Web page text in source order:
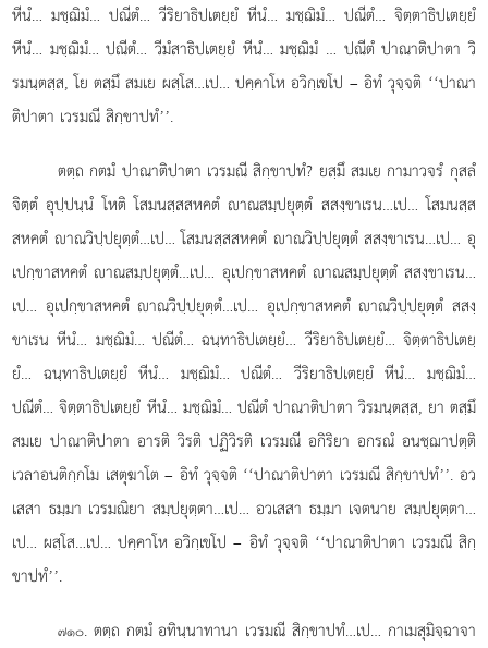
หีนํ… มชฺฌิมํ… ปณีตํ… วีริยาธิปเตยฺยํ หีนํ… มชฺฌิมํ… ปณีตํ… จิตฺตาธิปเตยฺยํ
หีนํ… มชฺฌิมํ… ปณีตํ… วีมํสาธิปเตยฺยํ หีนํ… มชฺฌิมํ … ปณีตํ ปาณาติปาตา วิ
รมนฺตสฺส, โย ตสฺมึ สมเย ผสฺโส…เป… ปคฺคาโห อวิกฺเขโป – อิทํ วุจฺจติ ‘‘ปาณา
ติปาตา เวรมณี สิกฺขาปทํ’’.
ตตฺถ กตมํ ปาณาติปาตา เวรมณี สิกฺขาปทํ? ยสฺมึ สมเย กามาวจรํ กุสลํ
จิตฺตํ อุปฺปนฺนํ โหติ โสมนสฺสสหคตํ าณสมฺปยุตฺตํ สสงฺขาเรน…เป… โสมนสฺส
สหคตํ าณวิปฺปยุตฺตํ…เป… โสมนสฺสสหคตํ าณวิปฺปยุตฺตํ สสงฺขาเรน…เป… อุ
เปกฺขาสหคตํ าณสมฺปยุตฺตํ…เป… อุเปกฺขาสหคตํ าณสมฺปยุตฺตํ สสงฺขาเรน…
เป… อุเปกฺขาสหคตํ าณวิปฺปยุตฺตํ…เป… อุเปกฺขาสหคตํ าณวิปฺปยุตฺตํ สสงฺ
ขาเรน หีนํ… มชฺฌิมํ… ปณีตํ… ฉนฺทาธิปเตยฺยํ… วีริยาธิปเตยฺยํ… จิตฺตาธิปเตยฺ
ยํ… ฉนฺทาธิปเตยฺยํ หีนํ… มชฺฌิมํ… ปณีตํ… วีริยาธิปเตยฺยํ หีนํ… มชฺฌิมํ…
ปณีตํ… จิตฺตาธิปเตยฺยํ หีนํ… มชฺฌิมํ… ปณีตํ ปาณาติปาตา วิรมนฺตสฺส, ยา ตสฺมึ
สมเย ปาณาติปาตา อารติ วิรติ ปฏิวิรติ เวรมณี อกิริยา อกรณํ อนชฺฌาปตฺติ
เวลาอนติกฺกโม เสตุฆาโต – อิทํ วุจฺจติ ‘‘ปาณาติปาตา เวรมณี สิกฺขาปทํ’’. อว
เสสา ธมฺมา เวรมณิยา สมฺปยุตฺตา…เป… อวเสสา ธมฺมา เจตนาย สมฺปยุตฺตา…
เป… ผสฺโส…เป… ปคฺคาโห อวิกฺเขโป– อิทํ วุจฺจติ ‘‘ปาณาติปาตา เวรมณี สิกฺ
ขาปทํ’’.
๗๑๐. ตตฺถ กตมํ อทินฺนาทานา เวรมณี สิกฺขาปทํ…เป… กาเมสุมิจฺฉาจา